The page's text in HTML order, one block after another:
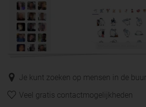
Je kunt zoeken op mensen in de
Veel gratis contactmogelijkheden